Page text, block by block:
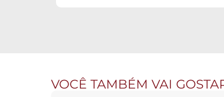
VOCÊ TAMBÉM VAI